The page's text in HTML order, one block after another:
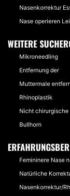
Nasenkorrektur
Nase operieren
WEITERE
Mikroneedling
Entfernung der
Muttermale
Rhinoplastik
Nicht
Bullhorn
Femininere Nase
Natürliche
Nasenkorrektur/